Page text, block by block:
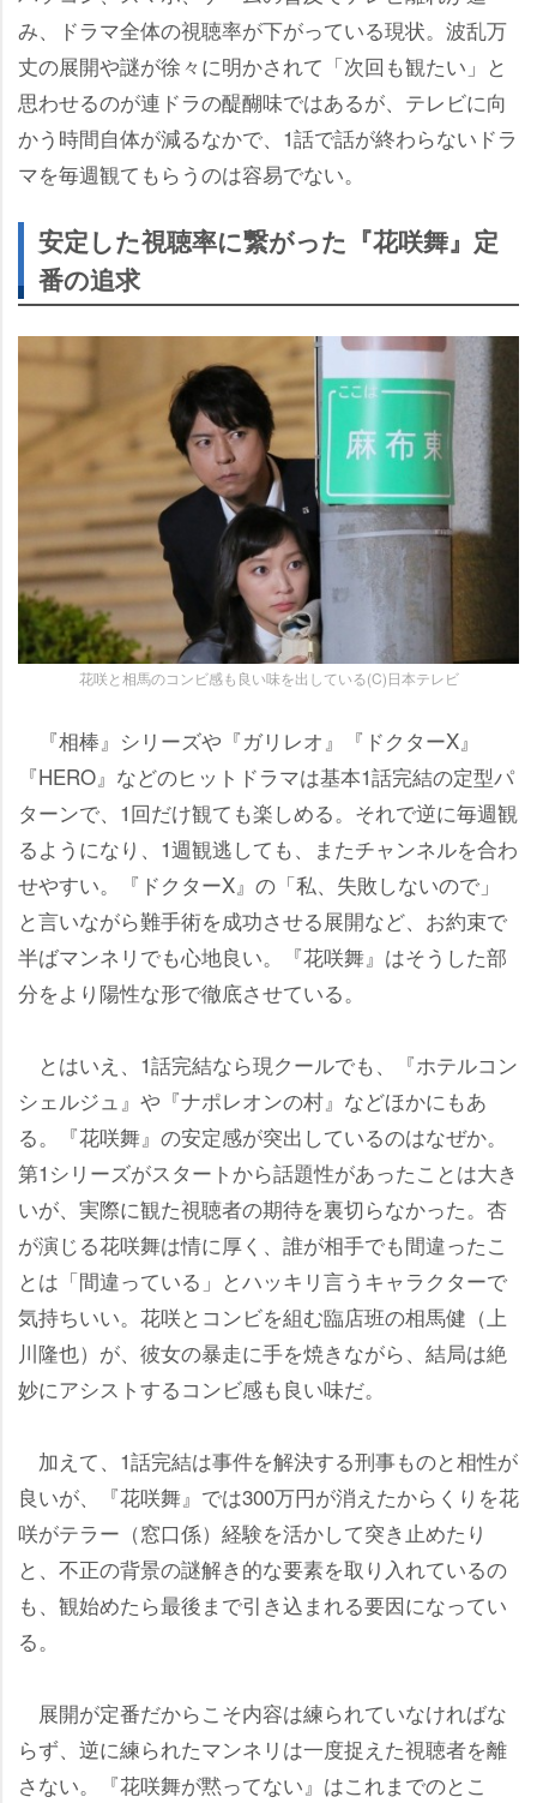
み、ドラマ全体の視聴率が下がっている現状。波乱万
丈の展開や謎が徐々に明かされて「次回も観たい」と
思わせるのが連ドラの醍醐味ではあるが、テレビに向
かう時間自体が減るなかで、1話で話が終わらないドラ
マを毎週観てもらうのは容易でない。
安定した視聴率に繋がった『花咲舞』定
番の追求
花咲と相馬のコンビ感も良い味を出している(C)日本テレビ
『相棒』シリーズや『ガリレオ』『ドクターX』
『HERO』などのヒットドラマは基本1話完結の定型パ
ターンで、1回だけ観ても楽しめる。それで逆に毎週観
るようになり、1週観逃しても、またチャンネルを合わ
せやすい。『ドクターX』の「私、失敗しないので」
と言いながら難手術を成功させる展開など、お約束で
半ばマンネリでも心地良い。『花咲舞』はそうした部
分をより陽性な形で徹底させている。
とはいえ、1話完結なら現クールでも、『ホテルコン
シェルジュ』や『ナポレオンの村』などほかにもあ
る。『花咲舞』の安定感が突出しているのはなぜか。
第1シリーズがスタートから話題性があったことは大き
いが、実際に観た視聴者の期待を裏切らなかった。杏
が演じる花咲舞は情に厚く、誰が相手でも間違ったこ
とは「間違っている」とハッキリ言うキャラクターで
気持ちいい。花咲とコンビを組む臨店班の相馬健（上
川隆也）が、彼女の暴走に手を焼きながら、結局は絶
妙にアシストするコンビ感も良い味だ。
加えて、1話完結は事件を解決する刑事ものと相性が
良いが、『花咲舞』では300万円が消えたからくりを花
咲がテラー（窓口係）経験を活かして突き止めたり
と、不正の背景の謎解き的な要素を取り入れているの
も、観始めたら最後まで引き込まれる要因になってい
る。
展開が定番だからこそ内容は練られていなければな
らず、逆に練られたマンネリは一度捉えた視聴者を離
さない。『花咲舞が黙ってない』はこれまでのとこ